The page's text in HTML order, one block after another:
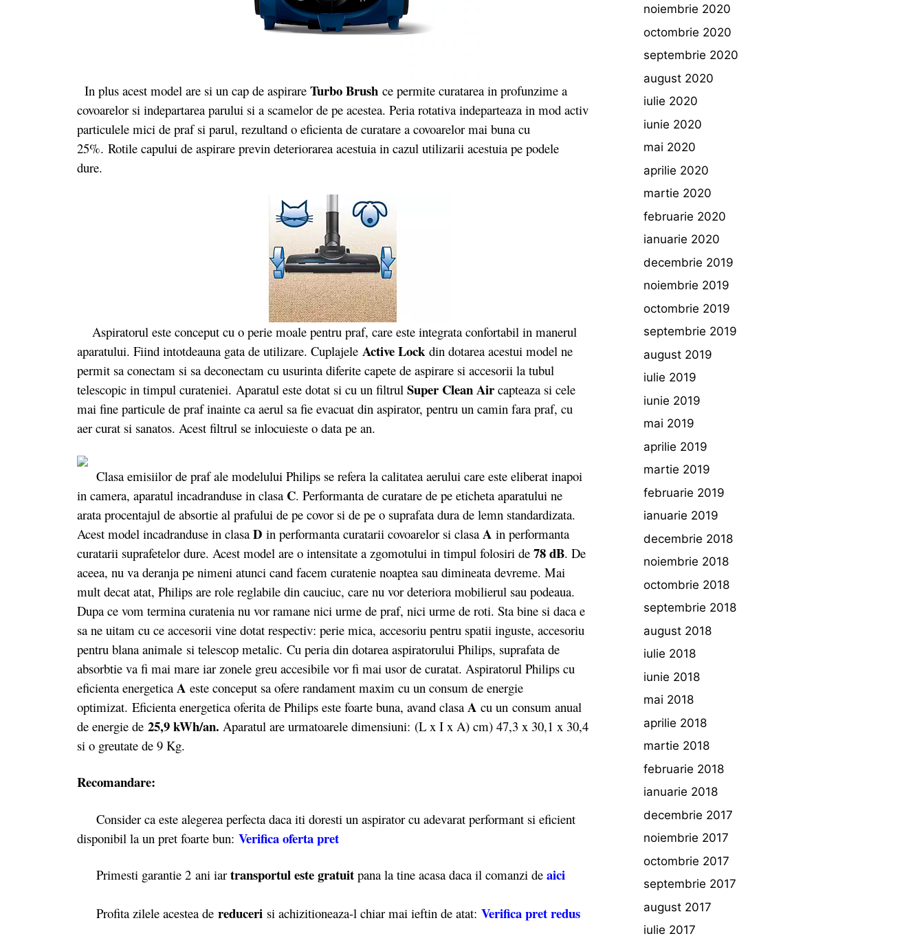
In plus acest model are si un cap de aspirare Turbo Brush ce permite curatarea in profunzime a
covoarelor si indepartarea parului si a scamelor de pe acestea. Peria rotativa indeparteaza in mod activ
particulele mici de praf si parul, rezultand o eficienta de curatare a covoarelor mai buna cu
25%. Rotile capului de aspirare previn deteriorarea acestuia in cazul utilizarii acestuia pe podele
dure.
Aspiratorul este conceput cu o perie moale pentru praf, care este integrata confortabil in manerul
aparatului. Fiind intotdeauna gata de utilizare. Cuplajele Active Lock din dotarea acestui model ne
permit sa conectam si sa deconectam cu usurinta diferite capete de aspirare si accesorii la tubul
telescopic in timpul curateniei. Aparatul este dotat si cu un filtrul Super Clean Air capteaza si cele
mai fine particule de praf inainte ca aerul sa fie evacuat din aspirator, pentru un camin fara praf, cu
aer curat si sanatos. Acest filtrul se inlocuieste o data pe an.
Clasa emisiilor de praf ale modelului Philips se refera la calitatea aerului care este eliberat inapoi
in camera, aparatul incadranduse in clasa C. Performanta de curatare de pe eticheta aparatului ne
arata procentajul de absortie al prafului de pe covor si de pe o suprafata dura de lemn standardizata.
Acest model incadranduse in clasa D in performanta curatarii covoarelor si clasa A in performanta
curatarii suprafetelor dure. Acest model are o intensitate a zgomotului in timpul folosiri de 78 dB. De
aceea, nu va deranja pe nimeni atunci cand facem curatenie noaptea sau dimineata devreme. Mai
mult decat atat, Philips are role reglabile din cauciuc, care nu vor deteriora mobilierul sau podeaua.
Dupa ce vom termina curatenia nu vor ramane nici urme de praf, nici urme de roti. Sta bine si daca e
sa ne uitam cu ce accesorii vine dotat respectiv: perie mica, accesoriu pentru spatii inguste, accesoriu
pentru blana animale si telescop metalic. Cu peria din dotarea aspiratorului Philips, suprafata de
absorbtie va fi mai mare iar zonele greu accesibile vor fi mai usor de curatat. Aspiratorul Philips cu
eficienta energetica A este conceput sa ofere randament maxim cu un consum de energie
optimizat. Eficienta energetica oferita de Philips este foarte buna, avand clasa A cu un consum anual
de energie de 25,9 kWh/an. Aparatul are urmatoarele dimensiuni: (L x I x A) cm) 47,3 x 30,1 x 30,4
si o greutate de 9 Kg.
Recomandare:
Consider ca este alegerea perfecta daca iti doresti un aspirator cu adevarat performant si eficient
disponibil la un pret foarte bun: Verifica oferta pret
Primesti garantie 2 ani iar transportul este gratuit pana la tine acasa daca il comanzi de aici
Profita zilele acestea de reduceri si achizitioneaza-l chiar mai ieftin de atat: Verifica pret redus
noiembrie 2020
octombrie 2020
septembrie 2020
august 2020
iulie 2020
iunie 2020
mai 2020
aprilie 2020
martie 2020
februarie 2020
ianuarie 2020
decembrie 2019
noiembrie 2019
octombrie 2019
septembrie 2019
august 2019
iulie 2019
iunie 2019
mai 2019
aprilie 2019
martie 2019
februarie 2019
ianuarie 2019
decembrie 2018
noiembrie 2018
octombrie 2018
septembrie 2018
august 2018
iulie 2018
iunie 2018
mai 2018
aprilie 2018
martie 2018
februarie 2018
ianuarie 2018
decembrie 2017
noiembrie 2017
octombrie 2017
septembrie 2017
august 2017
iulie 2017